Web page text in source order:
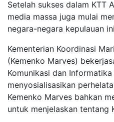
Setelah sukses dalam KTT
media massa juga mulai
negara-negara kepulauan
Kementerian Koordinasi
(Kemenko Marves)
Komunikasi dan
menyosialisasikan
Kemenko Marves bahkan
untuk menjelaskan tentang